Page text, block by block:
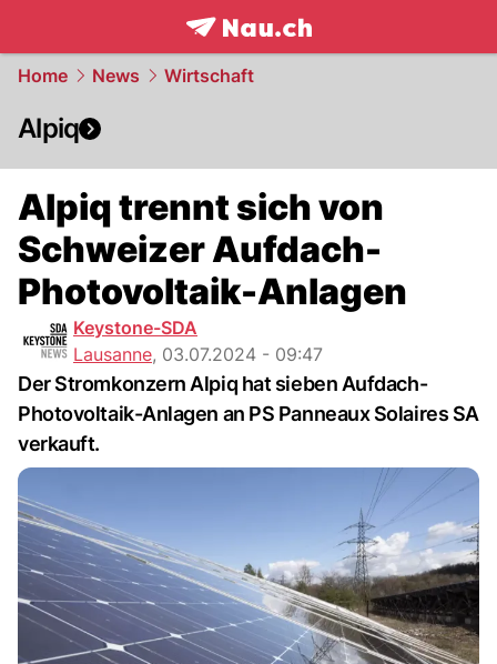
frontpage.NAU.ch
Home News Wirtschaft
Alpiq
Alpiq trennt sich von
Schweizer Aufdach-
Photovoltaik-Anlagen
Keystone-SDA
Lausanne, 03.07.2024 - 09:47
Der Stromkonzern Alpiq hat sieben Aufdach-
Photovoltaik-Anlagen an PS Panneaux Solaires SA
verkauft.